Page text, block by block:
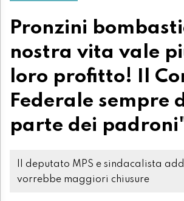
Pronzini
nostra vita vale
loro profitto! Il
Federale sempre
parte dei
Il deputato MPS e sindacalista
vorrebbe maggiori chiusure